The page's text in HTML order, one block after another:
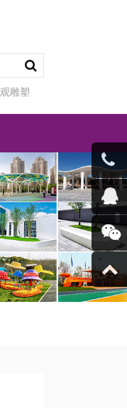
雕塑
客服微